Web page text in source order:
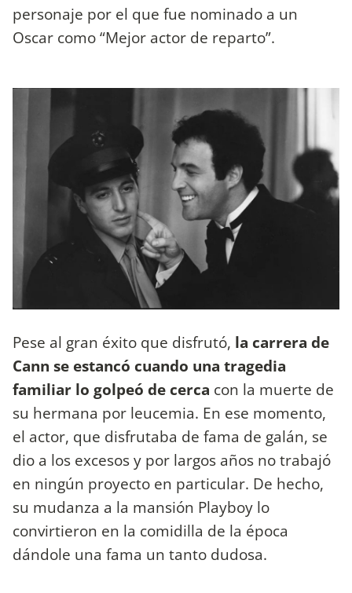
personaje por el que fue nominado a un
Oscar como “Mejor actor de reparto”.
Pese al gran éxito que disfrutó, la carrera de
Cann se estancó cuando una tragedia
familiar lo golpeó de cerca con la muerte de
su hermana por leucemia. En ese momento,
el actor, que disfrutaba de fama de galán, se
dio a los excesos y por largos años no trabajó
en ningún proyecto en particular. De hecho,
su mudanza a la mansión Playboy lo
convirtieron en la comidilla de la época
dándole una fama un tanto dudosa.